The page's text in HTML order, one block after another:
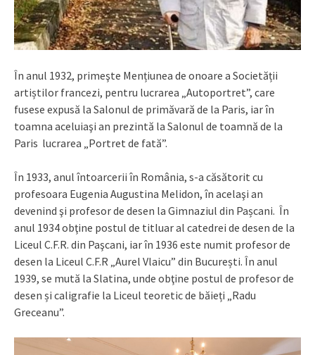
În anul 1932, primeşte Mențiunea de onoare a Societății
artiștilor francezi, pentru lucrarea „Autoportret”, care
fusese expusă la Salonul de primăvară de la Paris, iar în
toamna aceluiaşi an prezintă la Salonul de toamnă de la
Paris lucrarea „Portret de fată”.
În 1933, anul întoarcerii în România, s-a căsătorit cu
profesoara Eugenia Augustina Melidon, în acelaşi an
devenind şi profesor de desen la Gimnaziul din Pașcani. În
anul 1934 obţine postul de titluar al catedrei de desen de la
Liceul C.F.R. din Paşcani, iar în 1936 este numit profesor de
desen la Liceul C.F.R „Aurel Vlaicu” din București. În anul
1939, se mută la Slatina, unde obţine postul de profesor de
desen și caligrafie la Liceul teoretic de băieți „Radu
Greceanu”.